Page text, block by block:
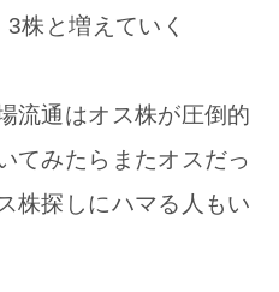
株と増えていく
流通はオス株が圧倒的
てみたらまたオスだっ
株探しにハマる人もい